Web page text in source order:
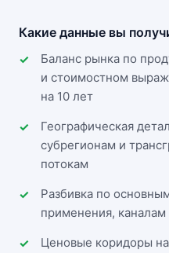
Какие данные вы
Баланс рынка по
и стоимостном
на 10 лет
Географическая
субрегионам и
потокам
Разбивка по
применения,
Ценовые коридоры